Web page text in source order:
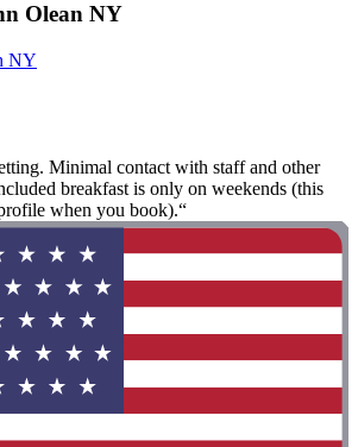
Olean NY
NY
Minimal contact with staff and other
breakfast is only on weekends (this
when you book).“